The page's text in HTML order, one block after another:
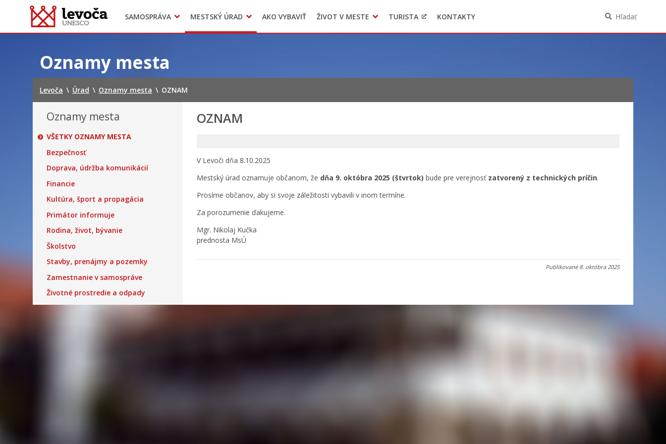
SAMOSPRÁVA
Dokumenty mesta
Transparentné mesto
majetkových pomerov verejného funkcionára
MESTSKÝ ÚRAD
Projekty
Voľba hlavného kontrolóra mesta Levoča
AKO VYBAVIŤ ŽIVOT V MESTE
Doprava
LIMKA
TURISTA KONTAKTY Hľadať
Oznamy mesta
Levoča \ Úrad \ Oznamy mesta \ OZNAM
Oznamy mesta
VŠETKY OZNAMY MESTA
Bezpečnosť
Doprava, údržba komunikácií
Financie
Kultúra, šport a propagácia
Primátor informuje
Rodina, život, bývanie
Školstvo
Stavby, prenájmy a pozemky
Zamestnanie v samospráve
Životné prostredie a odpady
OZNAM
V Levoči dňa 8.10.2025
Mestský úrad oznamuje občanom, že dňa 9. októbra 2025 (štvrtok) bude pre verejnosťzatvorený z technických príčin.
Prosíme občanov, aby si svoje záležitosti vybavili v inom termíne.
Za porozumenie ďakujeme.
Mgr. Nikolaj Kučka
prednosta MsÚ
Publikované 8. októbra 2025